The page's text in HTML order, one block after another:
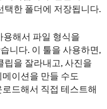
택한 폴더에 저장됩니다.
해서 파일 형식을
니다. 이 툴을 사용하면,
립을 잘라내고, 사진을
이션을 만들 수도
드해서 직접 테스트해